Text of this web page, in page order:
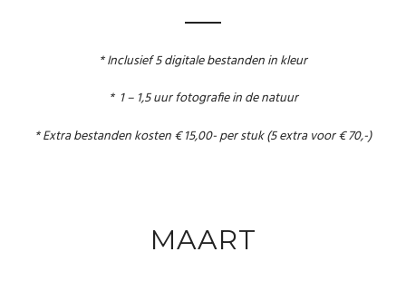
* Inclusief 5 digitale bestanden in kleur
* 1 – 1,5 uur fotografie in de natuur
* Extra bestanden kosten € 15,00- per stuk (5 extra voor € 70,-)
MAART